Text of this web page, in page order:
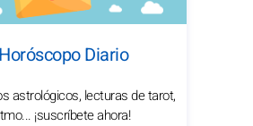
Diario
astrológicos, lecturas de tarot,
¡suscríbete ahora!